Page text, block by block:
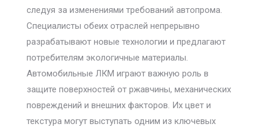
следуя за изменениями требований автопрома.
Специалисты обеих отраслей непрерывно
разрабатывают новые технологии и предлагают
потребителям экологичные материалы.
Автомобильные ЛКМ играют важную роль в
защите поверхностей от ржавчины, механических
повреждений и внешних факторов. Их цвет и
текстура могут выступать одним из ключевых